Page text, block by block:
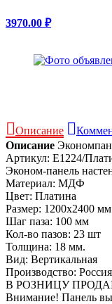
3970.00 ₽
Описание
Описание
Артикул: E1224/
Эконом-панель
Материал: МДФ
Цвет: Платина
Размер: 1200х2400 мм
Шаг паза: 100 мм
Кол-во пазов: 23 шт
Толщина: 18 мм.
Вид: Вертикальная
Производство: Россия
В РОЗНИЦУ
Внимание! Панель